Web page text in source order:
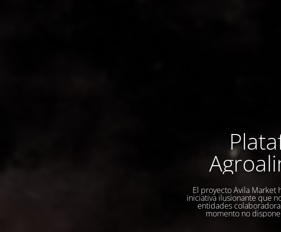
El proyecto Ávila Market
iniciativa ilusionante que
entidades
momento no